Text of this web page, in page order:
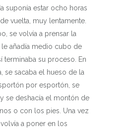
suponía estar ocho horas
vuelta, muy lentamente.
se volvía a prensar la
le añadía medio cubo de
terminaba su proceso. En
se sacaba el hueso de la
por esportón, se
se deshacía el montón de
o con los pies. Una vez
a poner en los